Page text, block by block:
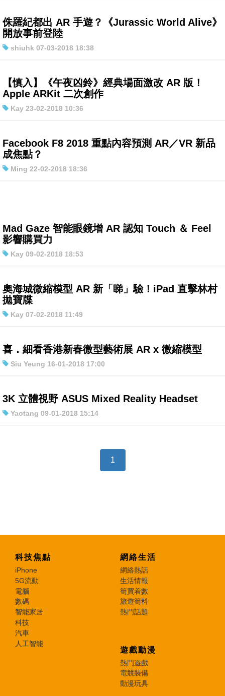
侏羅紀都出 AR 手遊？《Jurassic World Alive》
開放事前登陸
shiuhk 07-03-2018 18:38
【慎入】《午夜凶鈴》經典場面激改 AR 版！
Apple ARKit 二次創作
Kay 23-02-2018 10:36
Facebook F8 2018 重點內容預測 AR／VR 新品
成焦點？
Ming 22-02-2018 18:36
Mad Gaze 智能眼鏡增 AR 認知 Touch ＆ Feel
影響購買力
Kay 09-02-2018 18:53
奧海城微縮模型 AR 新「睇」驗！iPad 直擊林村
拋寶牒
Kay 07-02-2018 11:49
喜．細看香港新春微型藝術展 AR x 微縮模型
Siu Yeung 16-01-2018 17:00
3K 立體視野 ASUS Mixed Reality Headset
Yaotang 09-01-2018 15:14
1
科技焦點
iPhone
5G流動
電腦
數碼
智能家居
科技
汽車
人工智能
網絡生活
網絡熱話
生活情報
筍買着數
旅遊筍料
熱門話題
遊戲動漫
熱門遊戲
電競裝備
動漫玩具